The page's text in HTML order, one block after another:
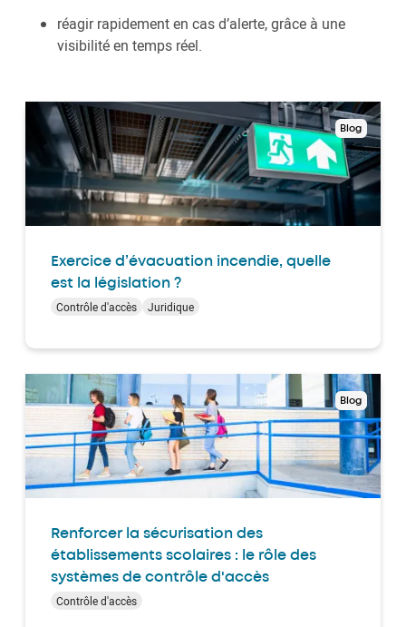
réagir rapidement en cas d’alerte, grâce à une
visibilité en temps réel.
Blog
Exercice d’évacuation incendie, quelle
est la législation ?
Contrôle d'accès Juridique
Blog
Renforcer la sécurisation des
établissements scolaires : le rôle des
systèmes de contrôle d'accès
Contrôle d'accès